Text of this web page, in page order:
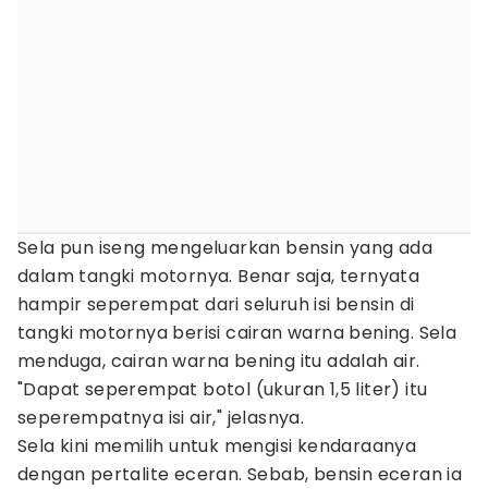
Sela pun iseng mengeluarkan bensin yang ada
dalam tangki motornya. Benar saja, ternyata
hampir seperempat dari seluruh isi bensin di
tangki motornya berisi cairan warna bening. Sela
menduga, cairan warna bening itu adalah air.
"Dapat seperempat botol (ukuran 1,5 liter) itu
seperempatnya isi air," jelasnya.
Sela kini memilih untuk mengisi kendaraanya
dengan pertalite eceran. Sebab, bensin eceran ia